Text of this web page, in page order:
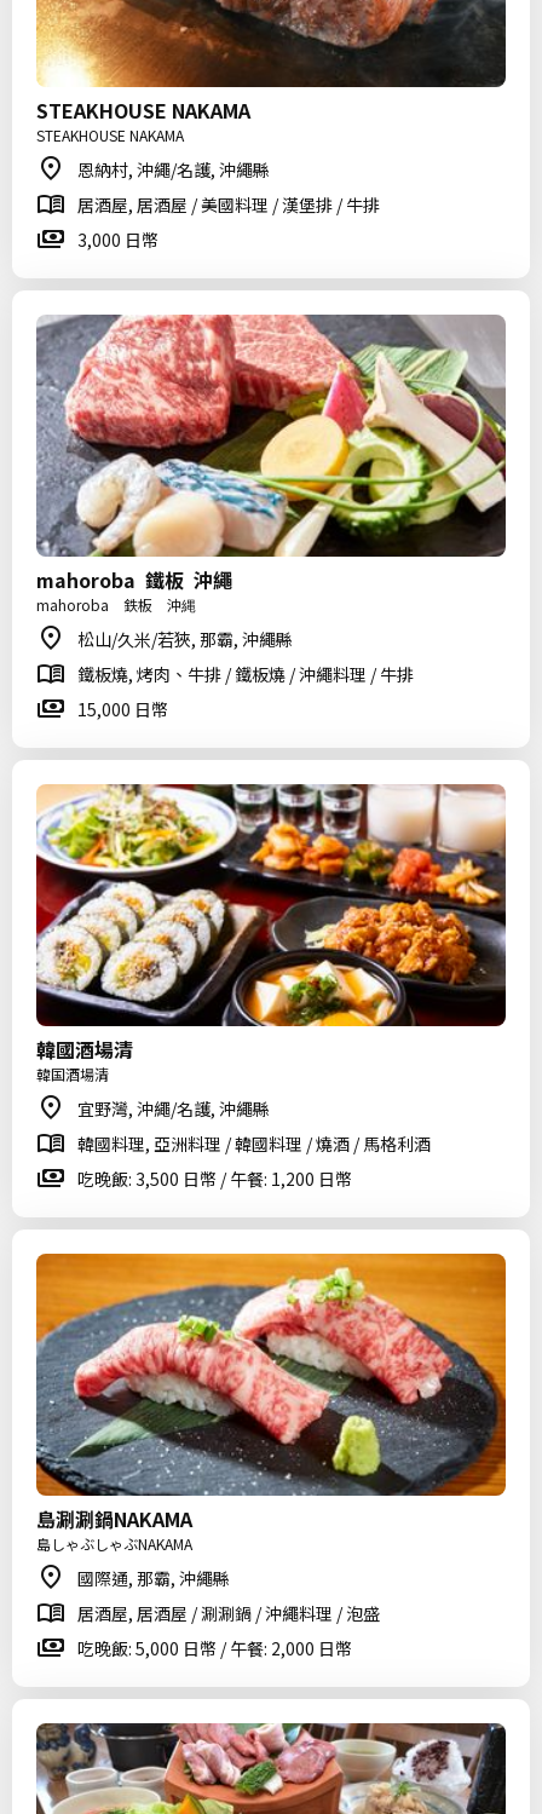
STEAKHOUSE NAKAMA
STEAKHOUSE NAKAMA
恩納村, 沖繩/名護, 沖繩縣
居酒屋, 居酒屋 / 美國料理 / 漢堡排 / 牛排
3,000 日幣
mahoroba 鐵板 沖繩
mahoroba 鉄板 沖縄
松山/久米/若狹, 那霸, 沖繩縣
鐵板燒, 烤肉、牛排 / 鐵板燒 / 沖繩料理 / 牛排
15,000 日幣
韓國酒場清
韓国酒場清
宜野灣, 沖繩/名護, 沖繩縣
韓國料理, 亞洲料理 / 韓國料理 / 燒酒 / 馬格利酒
吃晚飯: 3,500 日幣 / 午餐: 1,200 日幣
島涮涮鍋NAKAMA
島しゃぶしゃぶNAKAMA
國際通, 那霸, 沖繩縣
居酒屋, 居酒屋 / 涮涮鍋 / 沖繩料理 / 泡盛
吃晚飯: 5,000 日幣 / 午餐: 2,000 日幣